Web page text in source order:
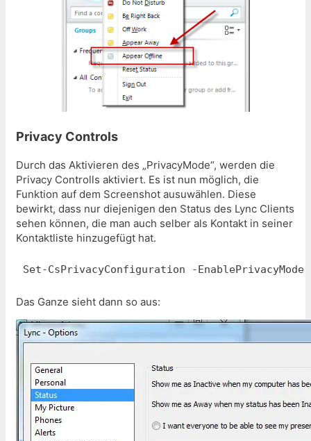
Privacy Controls
Durch das Aktivieren des „PrivacyMode“, werden die
Privacy Controlls aktiviert. Es ist nun möglich, die
Funktion auf dem Screenshot ausuwählen. Diese
bewirkt, dass nur diejenigen den Status des Lync Clients
sehen können, die man auch selber als Kontakt in seiner
Kontaktliste hinzugefügt hat.
Set-CsPrivacyConfiguration -EnablePrivacyMode
Das Ganze sieht dann so aus: